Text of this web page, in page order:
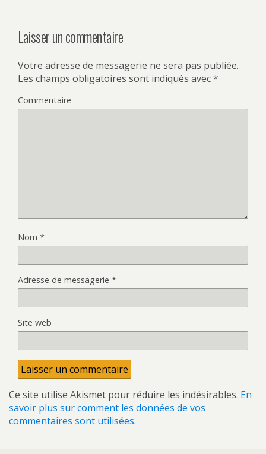
Laisser un commentaire
Votre adresse de messagerie ne sera pas publiée.
Les champs obligatoires sont indiqués avec*
Commentaire
Nom *
Adresse de messagerie *
Site web
Ce site utilise Akismet pour réduire les indésirables. En
savoir plus sur comment les données de vos
commentaires sont utilisées.